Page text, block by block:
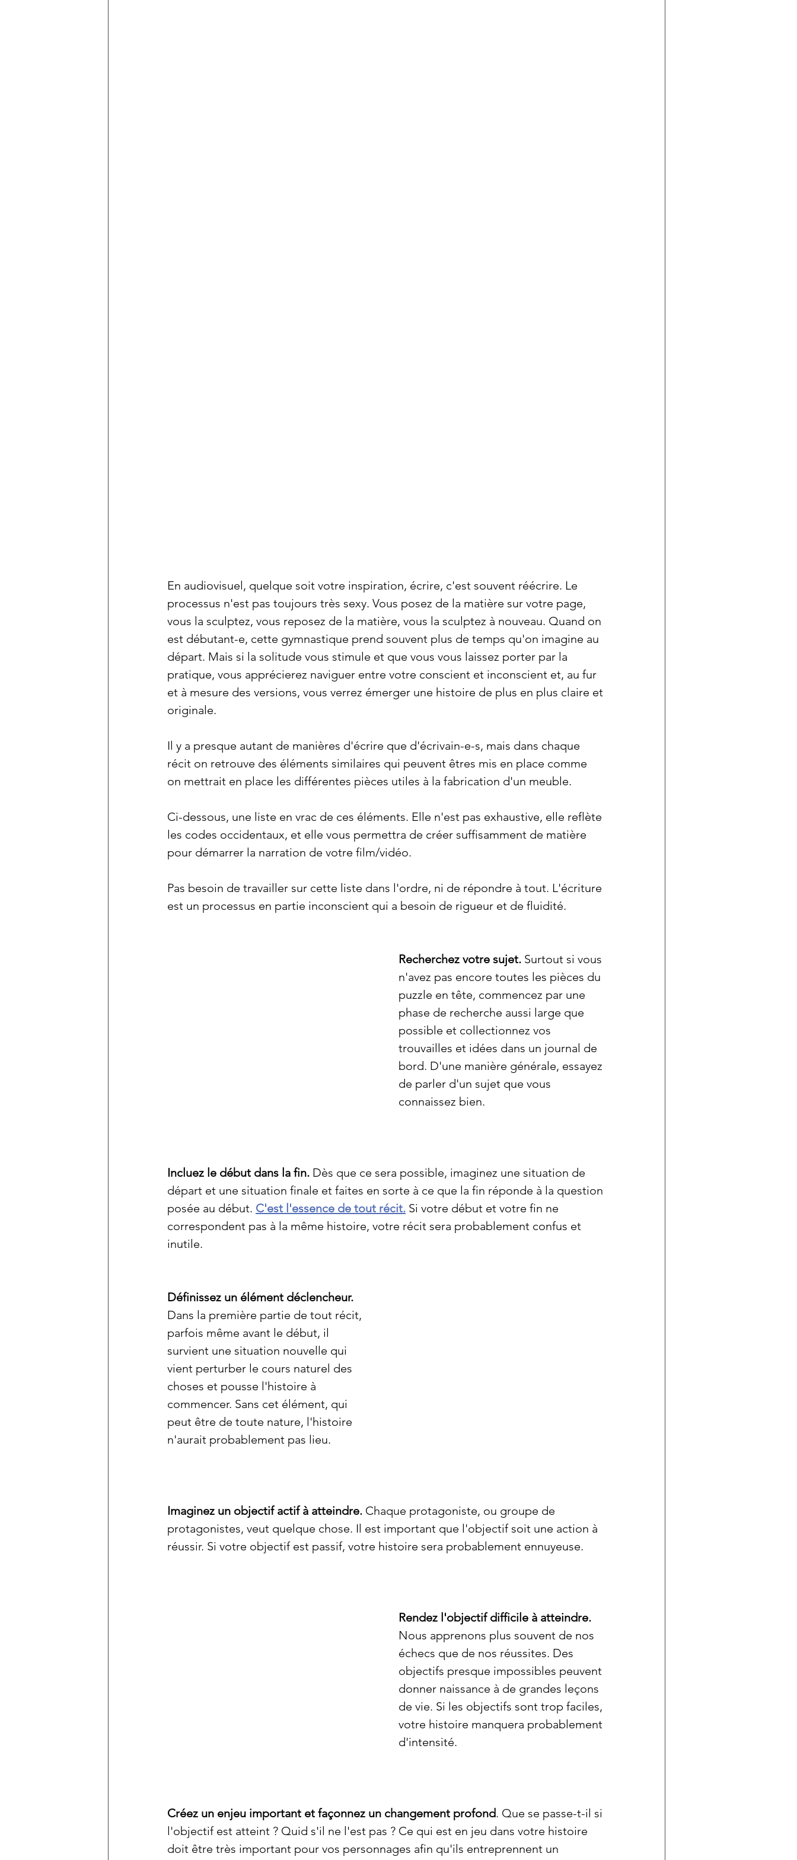
En audiovisuel, quelque soit votre inspiration, écrire, c'est souvent réécrire. Le
processus n'est pas toujours très sexy. Vous posez de la matière sur votre page,
vous la sculptez, vous reposez de la matière, vous la sculptez à nouveau. Quand on
est débutant-e, cette gymnastique prend souvent plus de temps qu'on imagine au
départ. Mais si la solitude vous stimule et que vous vous laissez porter par la
pratique, vous apprécierez naviguer entre votre conscient et inconscient et, au fur
et à mesure des versions, vous verrez émerger une histoire de plus en plus claire et
originale.
Il y a presque autant de manières d'écrire que d'écrivain-e-s, mais dans chaque
récit on retrouve des éléments similaires qui peuvent êtres mis en place comme
on mettrait en place les différentes pièces utiles à la fabrication d'un meuble.
Ci-dessous, une liste en vrac de ces éléments. Elle n'est pas exhaustive, elle reflète
les codes occidentaux, et elle vous permettra de créer suffisamment de matière
pour démarrer la narration de votre film/vidéo.
Pas besoin de travailler sur cette liste dans l'ordre, ni de répondre à tout. L'écriture
est un processus en partie inconscient qui a besoin de rigueur et de fluidité.
Recherchez votre sujet. Surtout si vous
n'avez pas encore toutes les pièces du
puzzle en tête, commencez par une
phase de recherche aussi large que
possible et collectionnez vos
trouvailles et idées dans un journal de
bord. D'une manière générale, essayez
de parler d'un sujet que vous
connaissez bien.
Incluez le début dans la fin. Dès que ce sera possible, imaginez une situation de
départ et une situation finale et faites en sorte à ce que la fin réponde à la question
posée au début. C'est l'essence de tout récit. Si votre début et votre fin ne
correspondent pas à la même histoire, votre récit sera probablement confus et
inutile.
Définissez un élément déclencheur.
Dans la première partie de tout récit,
parfois même avant le début, il
survient une situation nouvelle qui
vient perturber le cours naturel des
choses et pousse l'histoire à
commencer. Sans cet élément, qui
peut être de toute nature, l'histoire
n'aurait probablement pas lieu.
Imaginez un objectif actif à atteindre. Chaque protagoniste, ou groupe de
protagonistes, veut quelque chose. Il est important que l'objectif soit une action à
réussir. Si votre objectif est passif, votre histoire sera probablement ennuyeuse.
Rendez l'objectif difficile à atteindre.
Nous apprenons plus souvent de nos
échecs que de nos réussites. Des
objectifs presque impossibles peuvent
donner naissance à de grandes leçons
de vie. Si les objectifs sont trop faciles,
votre histoire manquera probablement
d'intensité.
Créez un enjeu important et façonnez un changement profond. Que se passe-t-il si
l'objectif est atteint ? Quid s'il ne l'est pas ? Ce qui est en jeu dans votre histoire
doit être très important pour vos personnages afin qu'ils entreprennent un